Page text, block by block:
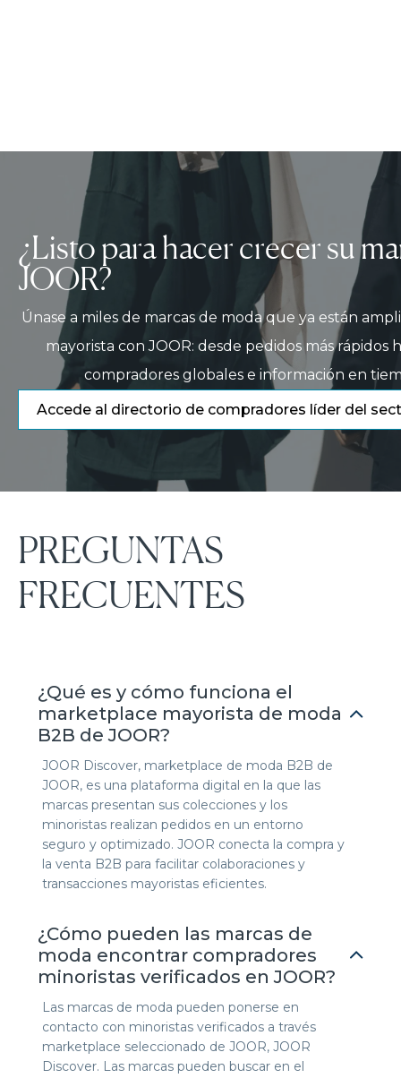
¿Listo para hacer crecer su
JOOR?
Únase a miles de marcas de moda que ya están
mayorista con JOOR: desde pedidos más rápidos
compradores globales e información en
Accede al directorio de compradores líder del
PREGUNTAS
FRECUENTES
¿Qué es y cómo funciona el
marketplace mayorista de moda
B2B de JOOR?
JOOR Discover, marketplace de moda B2B de
JOOR, es una plataforma digital en la que las
marcas presentan sus colecciones y los
minoristas realizan pedidos en un entorno
seguro y optimizado. JOOR conecta la compra y
la venta B2B para facilitar colaboraciones y
transacciones mayoristas eficientes.
¿Cómo pueden las marcas de
moda encontrar compradores
minoristas verificados en JOOR?
Las marcas de moda pueden ponerse en
contacto con minoristas verificados a través
marketplace seleccionado de JOOR, JOOR
Discover. Las marcas pueden buscar en el